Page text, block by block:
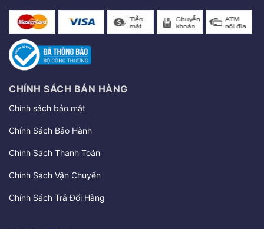
CHÍNH SÁCH BÁN HÀNG
Chính sách bảo mật
Chính Sách Bảo Hành
Chính Sách Thanh Toán
Chính Sách Vận Chuyển
Chính Sách Trả Đổi Hàng